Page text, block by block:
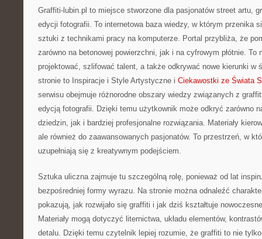
Graffiti-lubin.pl to miejsce stworzone dla pasjonatów street artu,
edycji fotografii. To internetowa baza wiedzy, w którym przenika
sztuki z technikami pracy na komputerze. Portal przybliża, że
zarówno na betonowej powierzchni, jak i na cyfrowym płótnie.
projektować, szlifować talent, a także odkrywać nowe kierunki w
stronie to Inspiracje i Style Artystyczne i Ciekawostki ze Świata
serwisu obejmuje różnorodne obszary wiedzy związanych z
edycją fotografii. Dzięki temu użytkownik może odkryć zarówno
dziedzin, jak i bardziej profesjonalne rozwiązania. Materiały
ale również do zaawansowanych pasjonatów. To przestrzeń, w
uzupełniają się z kreatywnym podejściem.
Sztuka uliczna zajmuje tu szczególną rolę, ponieważ od lat
bezpośredniej formy wyrazu. Na stronie można odnaleźć
pokazują, jak rozwijało się graffiti i jak dziś kształtuje
Materiały mogą dotyczyć liternictwa, układu elementów,
detalu. Dzięki temu czytelnik lepiej rozumie, że graffiti to nie